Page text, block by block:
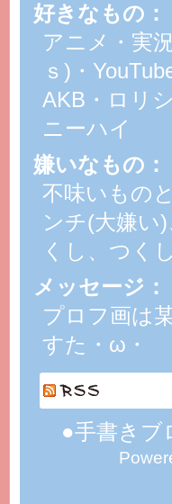
好きなもの：
アニメ・実
ｓ)・
AKB・ロリ
ニーハイ
嫌いなもの：
不味いもの
ンチ(大嫌い
くし、つく
メッセージ：
プロフ画は
すた・ω・
●手書きブ